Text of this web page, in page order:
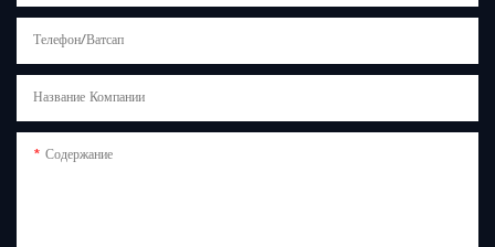
Телефон/Ватсап
Название Компании
Содержание